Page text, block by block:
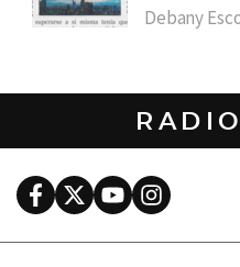
Debany
RADIO
FacebookTwitterYoutubeInstagram